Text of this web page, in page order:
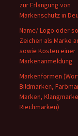
zur Erlangung von
Markenschutz in
Name/ Logo oder
Zeichen als Marke
sowie Kosten einer
Markenanmeldung
Markenformen
Bildmarken,
Marken,
Riechmarken)